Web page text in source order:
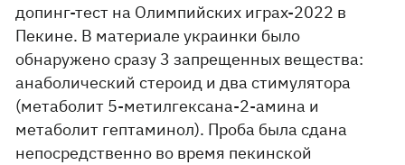
допинг-тест на Олимпийских играх-2022 в
Пекине. В материале украинки было
обнаружено сразу 3 запрещенных вещества:
анаболический стероид и два стимулятора
(метаболит 5-метилгексана-2-амина и
метаболит гептаминол). Проба была сдана
непосредственно во время пекинской